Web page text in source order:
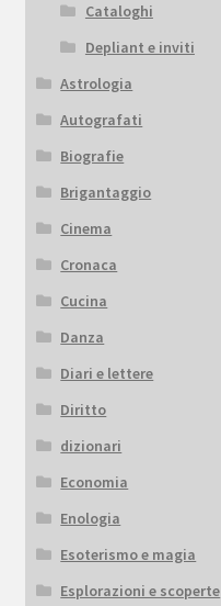
Cataloghi
Depliant e inviti
Astrologia
Autografati
Biografie
Brigantaggio
Cinema
Cronaca
Cucina
Danza
Diari e lettere
Diritto
dizionari
Economia
Enologia
Esoterismo e magia
Esplorazioni e scoperte